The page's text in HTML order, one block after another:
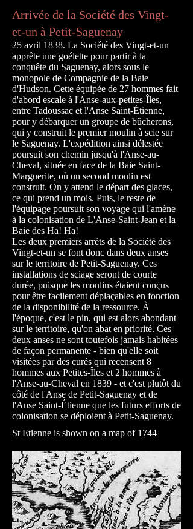
Arrivée de la Société des Vingt-
et-un à Petit-Saguenay
25 avril 1838. La Société des Vingt-et-un
apprête une goélette pour partir à la
conquête du Saguenay, alors sous le
monopole de Compagnie de la Baie
d'Hudson. Cette équipée de 27 hommes fait
d'abord escale à l'Anse-aux-petites-Îles,
entre Tadoussac et l'Anse Saint-Étienne,
pour y débarquer un groupe de bûcherons,
qui y construit le premier moulin à scie sur
le Saguenay. L'expédition ainsi délestée
poursuit son chemin jusqu'à l'Anse-au-
Cheval, située en face de la Baie Saint-
Marguerite, où un second moulin est
construit. On y attend le départ des glaces,
ce qui prend un mois. Puis, le reste de
l'équipage poursuit son voyage qui l'amène
à la colonisation de L'Anse-Saint-Jean et la
Baie des Ha! Ha!
Les deux premiers arrêts de la Société des
Vingt-et-un se font donc dans deux anses
sur le territoire de Petit-Saguenay. Ces
installations de sciage seront de courte
durée, puisque les moulins étaient conçus
pour être facilement déplaçables en fonction
de la disponibilité de la ressource. À
l'époque, c'est le pin, qui est alors abondant
sur le territoire, qu'on abat en priorité. Ces
deux anses ne sont toutefois jamais habitées
de façon permanente - bien qu'elle soit
visitées par des curés qui recensent 8
hommes aux Petites-Îles et 2 hommes à
l'Anse-au-Cheval en 1839 - et c'est plutôt du
côté de l'Anse de Petit-Saguenay et de
l'Anse Saint-Étienne que les futurs efforts de
colonisation se déploient à Petit-Saguenay.
St Etienne is shown on a map of 1744